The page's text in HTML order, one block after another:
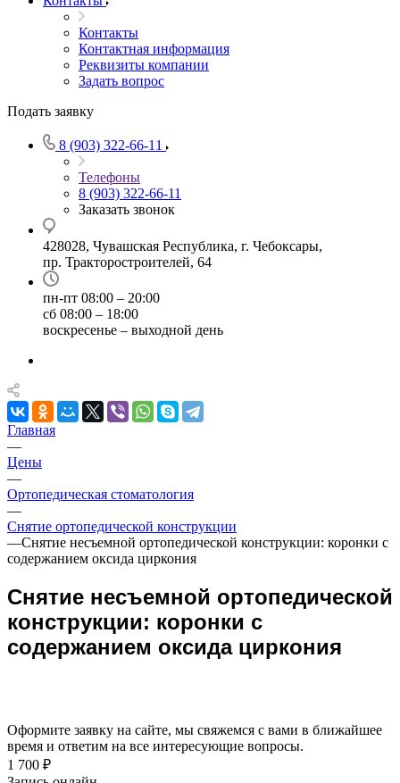
Контакты
Контактная информация
Реквизиты компании
Задать вопрос
Подать заявку
8 (903) 322-66-11
Телефоны
8 (903) 322-66-11
Заказать звонок
428028, Чувашская Республика, г. Чебоксары,
пр. Тракторостроителей, 64
пн-пт 08:00 – 20:00
сб 08:00 – 18:00
воскресенье – выходной день
Главная
—
Цены
—
Ортопедическая стоматология
—
Снятие ортопедической конструкции
—Снятие несъемной ортопедической конструкции: коронки с
содержанием оксида циркония
Снятие несъемной ортопедической
конструкции: коронки с
содержанием оксида циркония
Оформите заявку на сайте, мы свяжемся с вами в ближайшее
время и ответим на все интересующие вопросы.
1 700 ₽